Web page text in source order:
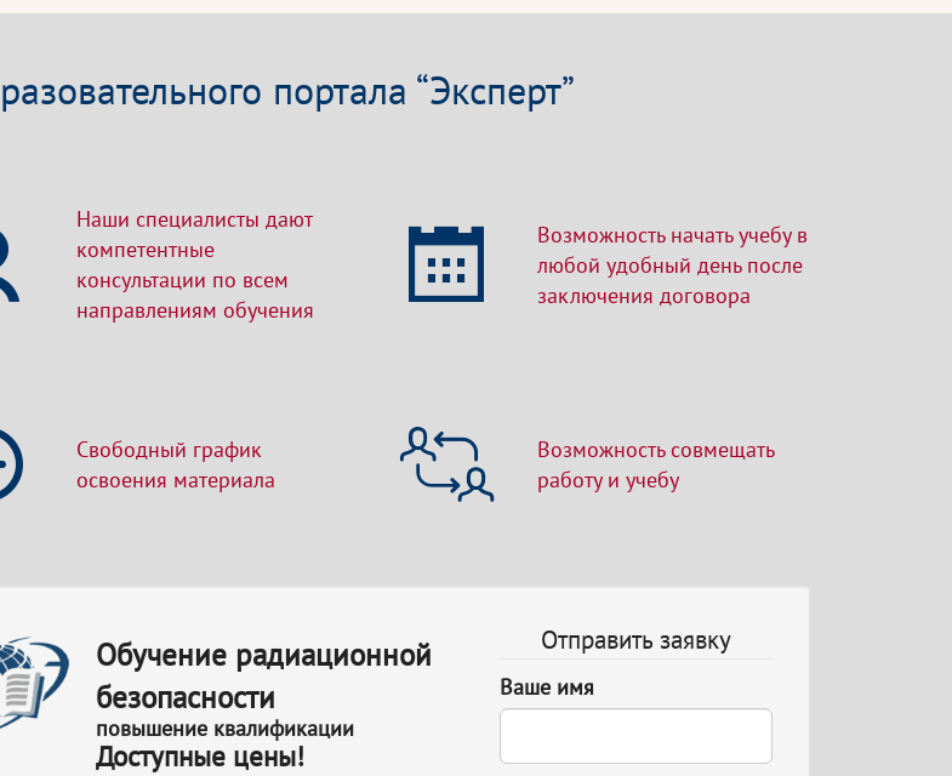
портала “Эксперт”
Наши специалисты дают
компетентные
консультации по всем
направлениям обучения
Возможность начать учебу в
любой удобный день после
заключения договора
Свободный график
освоения материала
Возможность совмещать
работу и учебу
Обучение радиационной
безопасности
повышение квалификации
Доступные цены!
Отправить заявку
Ваше имя